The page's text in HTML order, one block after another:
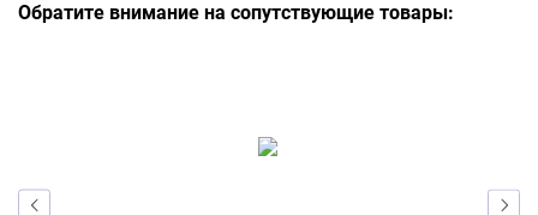
Обратите внимание на сопутствующие товары: